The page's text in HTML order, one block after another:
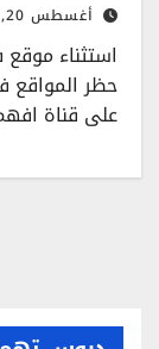
أغسطس 20, 2024
حظر المواقع
على قناة